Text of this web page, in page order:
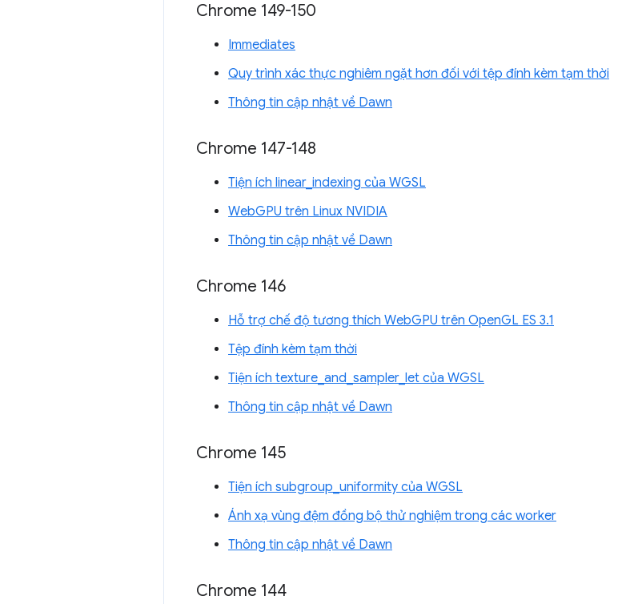
Chrome 149-150
Immediates
Quy trình xác thực nghiêm ngặt hơn đối với tệp đính kèm tạm thời
Thông tin cập nhật về Dawn
Chrome 147-148
Tiện ích linear_indexing của WGSL
WebGPU trên Linux NVIDIA
Thông tin cập nhật về Dawn
Chrome 146
Hỗ trợ chế độ tương thích WebGPU trên OpenGL ES 3.1
Tệp đính kèm tạm thời
Tiện ích texture_and_sampler_let của WGSL
Thông tin cập nhật về Dawn
Chrome 145
Tiện ích subgroup_uniformity của WGSL
Ánh xạ vùng đệm đồng bộ thử nghiệm trong các worker
Thông tin cập nhật về Dawn
Chrome 144